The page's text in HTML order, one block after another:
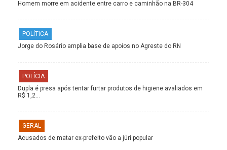
Homem morre em acidente entre carro e caminhão na BR-304
POLÍTICA
Jorge do Rosário amplia base de apoios no Agreste do RN
POLÍCIA
Dupla é presa após tentar furtar produtos de higiene avaliados em
R$ 1,2…
GERAL
Acusados de matar ex-prefeito vão a júri popular